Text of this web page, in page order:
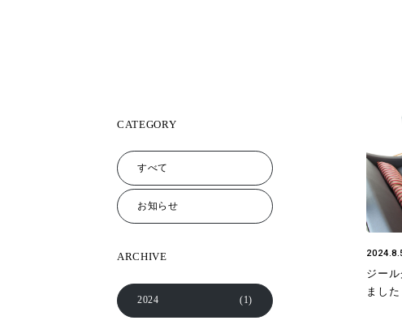
CATEGORY
すべて
お知らせ
ARCHIVE
2024 (1)
ジー
ました